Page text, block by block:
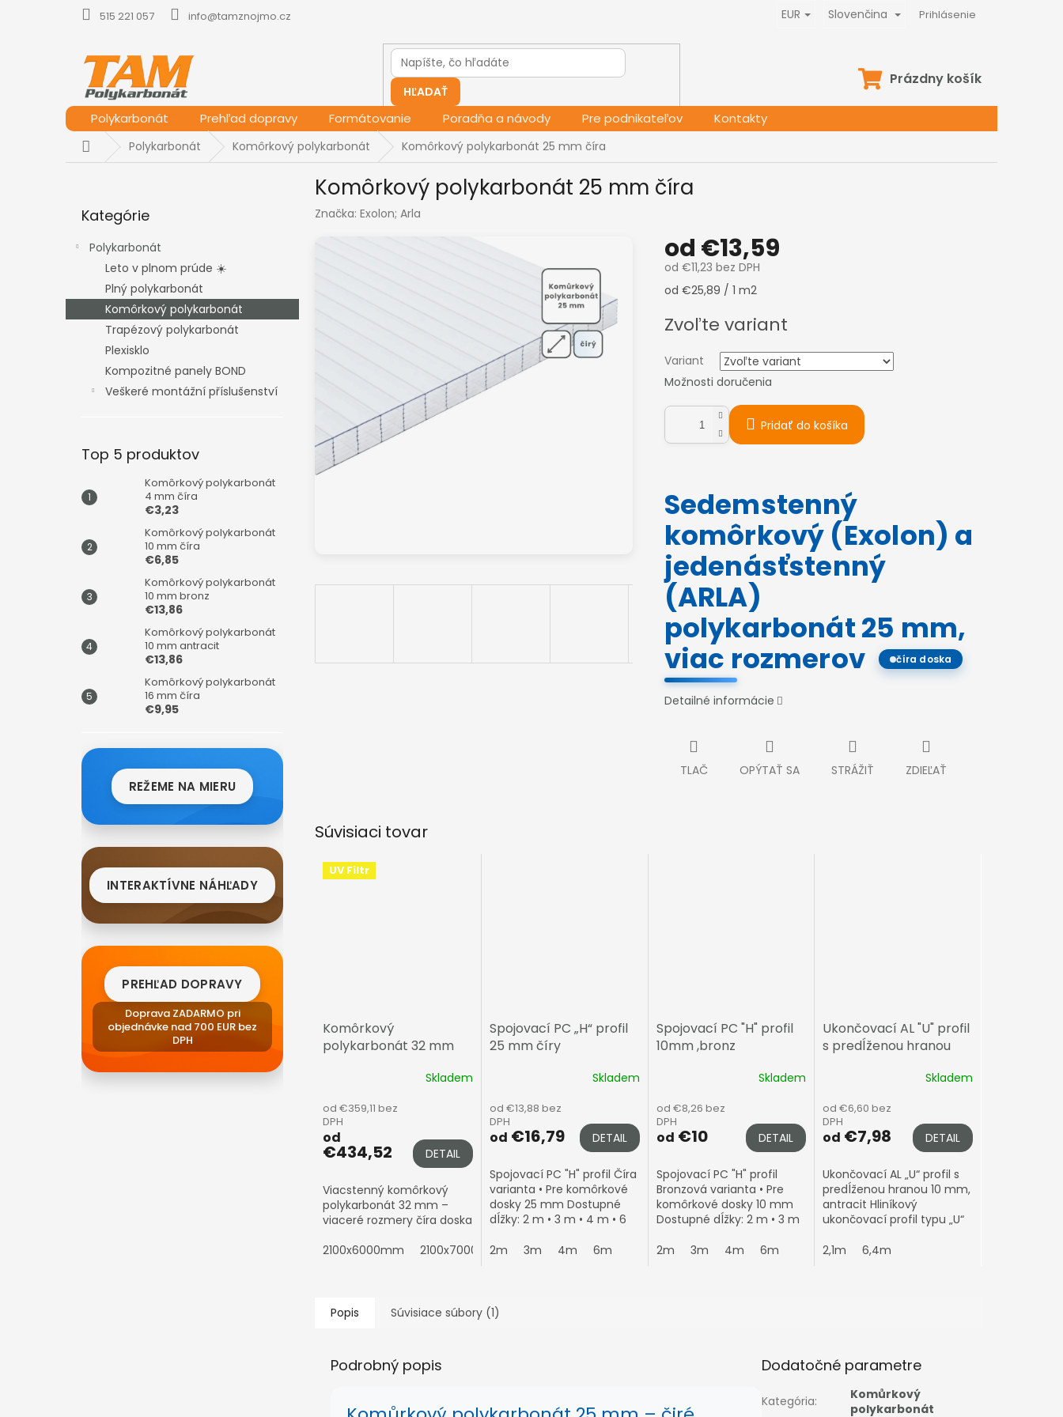
515 221 057 info@tamznojmo.cz EUR Slovenčina Prihlásenie
HĽADAŤ
NÁKUPNÝ
Prázdny košík
Polykarbonát Prehľad dopravy Formátovanie Poradňa a návody Pre podnikateľov Kontakty
DomovPolykarbonát Komôrkový polykarbonát Komôrkový polykarbonát 25 mm číra
kategórie
Kategórie
Polykarbonát
Leto v plnom prúde ☀️
Plný polykarbonát
Komôrkový polykarbonát
Trapézový polykarbonát
Plexisklo
Kompozitné panely BOND
Veškeré montážní příslušenství
Top 5 produktov
Komôrkový polykarbonát
4 mm číra
€3,23
Komôrkový polykarbonát
10 mm číra
€6,85
Komôrkový polykarbonát
10 mm bronz
€13,86
Komôrkový polykarbonát
10 mm antracit
€13,86
Komôrkový polykarbonát
16 mm číra
€9,95
REŽEME NA MIERU
INTERAKTÍVNE NÁHĽADY
PREHĽAD DOPRAVY
Doprava ZADARMO pri
objednávke nad 700 EUR bez
DPH
Komôrkový polykarbonát 25 mm číra
Značka: Exolon; Arla
od €13,59
od €11,23 bez DPH
Jednotková
od €25,89 / 1 m2
Zvoľte variant
Variant
Možnosti doručenia
Pridať do košíka
Sedemstenný
komôrkový (Exolon) a
jedenásťstenný
(ARLA)
polykarbonát 25 mm,
viac rozmerov
číra doska
Detailné informácie
TLAČ OPÝTAŤ SA STRÁŽIŤ ZDIEĽAŤ
Súvisiaci tovar
UV Filtr
Komôrkový
polykarbonát 32 mm
Skladem
od €359,11 bez
DPH
od
€434,52 DETAIL
Viacstenný komôrkový
polykarbonát 32 mm –
viaceré rozmery číra doska
2100x6000mm
2100x7000mm
Spojovací PC „H“ profil
25 mm číry
Skladem
od €13,88 bez
DPH
od €16,79 DETAIL
Spojovací PC "H" profil Číra
varianta • Pre komôrkové
dosky 25 mm Dostupné
dĺžky: 2 m • 3 m • 4 m • 6
bez viditeľného prechodu •
2m 3m 4m 6m
Spojovací PC "H" profil
10mm ,bronz
Skladem
od €8,26 bez
DPH
od €10 DETAIL
Spojovací PC "H" profil
Bronzová varianta • Pre
komôrkové dosky 10 mm
Dostupné dĺžky: 2 m • 3 m
6mm dosky bez
2m 3m 4m 6m
Ukončovací AL "U" profil
s predĺženou hranou
Skladem
od €6,60 bez
DPH
od €7,98 DETAIL
Ukončovací AL „U“ profil s
predĺženou hranou 10 mm,
antracit Hliníkový
ukončovací profil typu „U“
profesionálne zakončenie
2,1m 6,4m
Popis Súvisiace súbory (1)
Podrobný popis Dodatočné parametre
Kategória:
Komůrkový
polykarbonát